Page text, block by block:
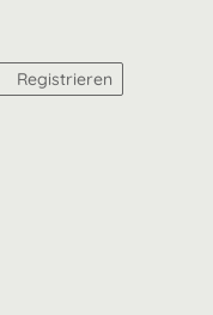
Registrieren